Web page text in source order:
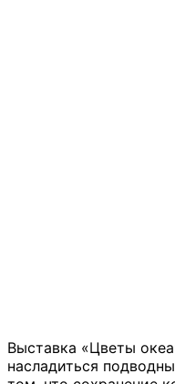
Выставка «Цветы
насладиться